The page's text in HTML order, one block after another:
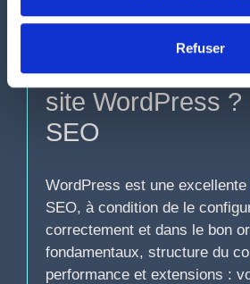
Refuser
SEO
Comment
site WordPress ?
SEO
WordPress est une
SEO, à condition de le
correctement et dans le bon
fondamentaux, structure du
performance et extensions :